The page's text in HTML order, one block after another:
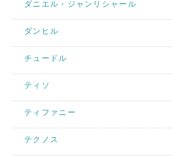
ダニエル・ジャンリシャール
ダンヒル
チュードル
ティソ
ティファニー
テクノス